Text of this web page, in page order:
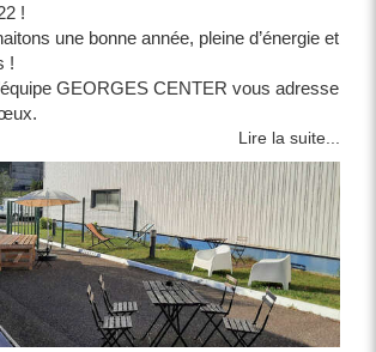
!
une bonne année, pleine d’énergie et
!
GEORGES CENTER vous adresse
Lire la suite...